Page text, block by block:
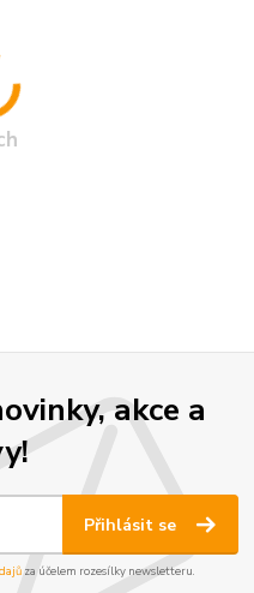
akce a
Přihlásit se
za účelem rozesílky newsletteru.